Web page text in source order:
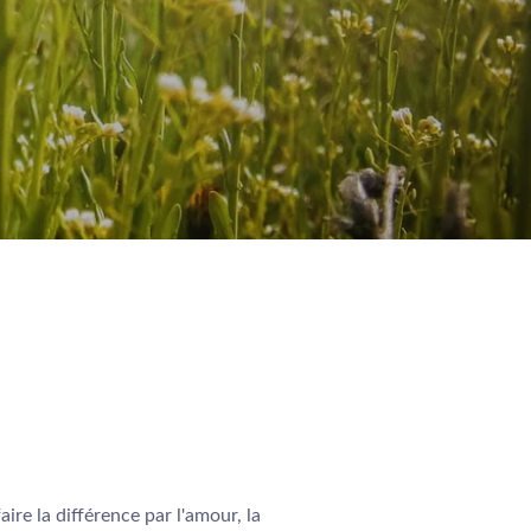
la différence par l'amour, la